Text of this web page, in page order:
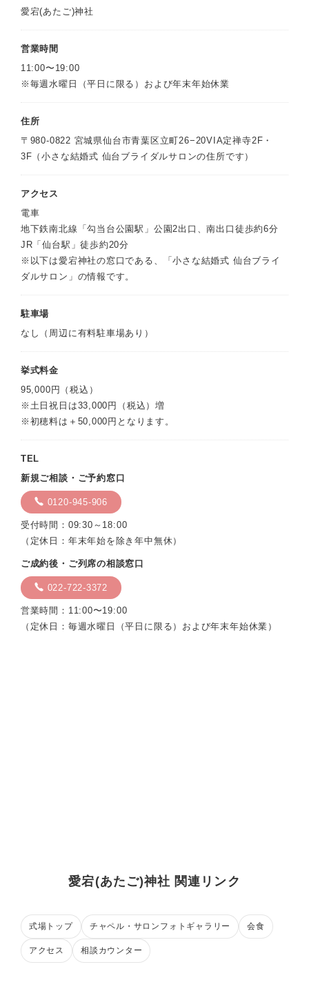
愛宕(あたご)神社
営業時間
11:00〜19:00
※毎週水曜日（平日に限る）および年末年始休業
住所
〒980-0822 宮城県仙台市青葉区立町26−20VIA定禅寺2F・
3F（小さな結婚式 仙台ブライダルサロンの住所です）
アクセス
電車
地下鉄南北線「勾当台公園駅」公園2出口、南出口徒歩約6分
JR「仙台駅」徒歩約20分
※以下は愛宕神社の窓口である、「小さな結婚式 仙台ブライ
ダルサロン」の情報です。
駐車場
なし（周辺に有料駐車場あり）
挙式料金
95,000円（税込）
※土日祝日は33,000円（税込）増
※初穂料は＋50,000円となります。
TEL
新規ご相談・ご予約窓口
0120-945-906
受付時間：09:30～18:00
（定休日：年末年始を除き年中無休）
ご成約後・ご列席の相談窓口
022-722-3372
営業時間：11:00〜19:00
（定休日：毎週水曜日（平日に限る）および年末年始休業）
愛宕(あたご)神社 関連リンク
式場トップ チャペル・サロンフォトギャラリー 会食
アクセス 相談カウンター